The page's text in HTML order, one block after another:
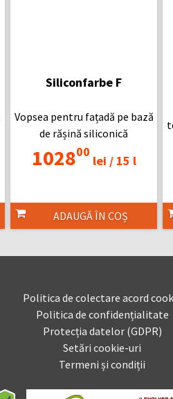
Siliconfarbe F
Vopsea pentru fațadă pe bază
de rășină siliconică
102800
lei /15 l
ADAUGĂ ÎN COȘ
Politica de colectare acord
Politica de confidențialitate
Protecția datelor (GDPR)
Setări cookie-uri
Termeni și condiții